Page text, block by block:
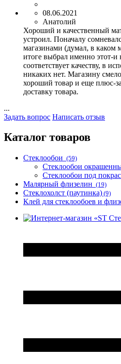
08.06.2021
Анатолий
Хороший и качественный
устроил. Поначалу
магазинами (думал, в каком
итоге выбрал именно этот-
соответствует качеству, в
никаких нет. Магазину
хороший товар и еще плюс-
доставку товара.
...
Задать вопрос Написать отзыв
Каталог товаров
Стеклообои (59)
Стеклообои
Стеклообои под
Малярный флизелин (19)
Стеклохолст (паутинка) (9)
Клей для стеклообоев и